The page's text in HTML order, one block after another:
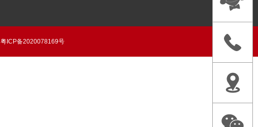
粤ICP备2020078169号